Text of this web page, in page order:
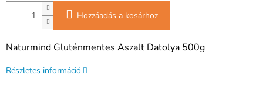
Hozzáadás a kosárhoz
Naturmind Gluténmentes Aszalt Datolya 500g
Részletes információ